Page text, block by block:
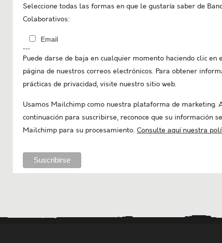
Seleccione todas las formas en que le gustaría saber de
Colaborativos:
Email
---
Puede darse de baja en cualquier momento haciendo clic en
página de nuestros correos electrónicos. Para obtener
prácticas de privacidad, visite nuestro sitio web.
Usamos Mailchimp como nuestra plataforma de marketing.
continuación para suscribirse, reconoce que su información
Mailchimp para su procesamiento. Consulte aquí nuestra